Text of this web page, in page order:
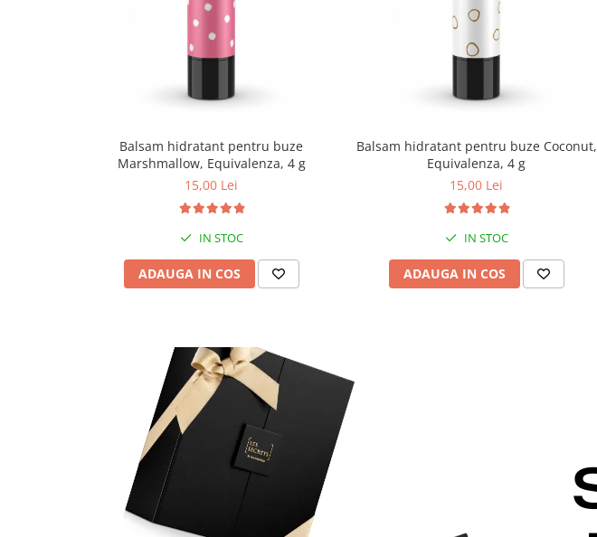
Balsam hidratant pentru buze
Marshmallow, Equivalenza, 4 g
15,00 Lei
IN STOC
ADAUGA IN COS
Balsam hidratant pentru buze Coconut,
Equivalenza, 4 g
15,00 Lei
IN STOC
ADAUGA IN COS